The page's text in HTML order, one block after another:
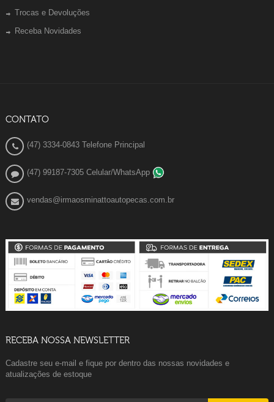
Trocas e Devoluções
Receba Novidades
CONTATO
(47) 3334-0843 Telefone Principal
(47) 99187-7305 Celular/WhatsApp
vendas@irmaosminattoautopecas.com.br
RECEBA NOSSA NEWSLETTER
Cadastre seu e-mail e fique por dentro das nossas novidades e
atualizações de estoque